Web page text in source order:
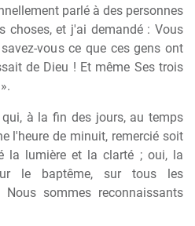
parlé à des personnes
choses, et j'ai demandé : Vous
vous ce que ces gens ont
de Dieu ! Et même Ses trois
à la fin des jours, au temps
l'heure de minuit, remercié soit
la lumière et la clarté ; oui, la
le baptême, sur tous les
Nous sommes reconnaissants